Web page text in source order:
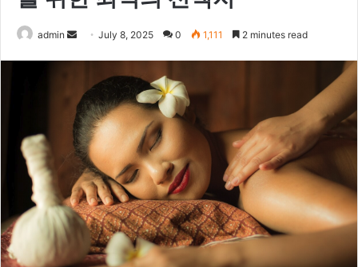
admin
SendJuly 8, 2025 0 1,111 2 minutes read